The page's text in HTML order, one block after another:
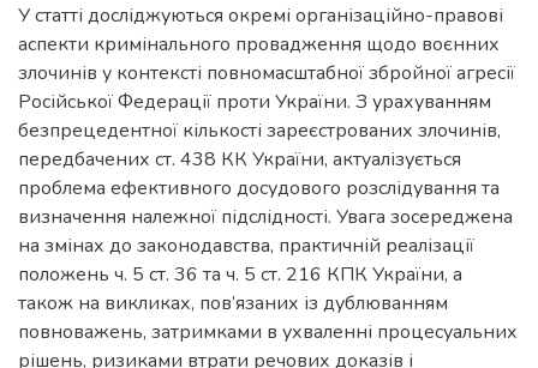
У статті досліджуються окремі організаційно-правові
аспекти кримінального провадження щодо воєнних
злочинів у контексті повномасштабної збройної агресії
Російської Федерації проти України. З урахуванням
безпрецедентної кількості зареєстрованих злочинів,
передбачених ст. 438 КК України, актуалізується
проблема ефективного досудового розслідування та
визначення належної підслідності. Увага зосереджена
на змінах до законодавства, практичній реалізації
положень ч. 5 ст. 36 та ч. 5 ст. 216 КПК України, а
також на викликах, пов’язаних із дублюванням
повноважень, затримками в ухваленні процесуальних
рішень, ризиками втрати речових доказів і